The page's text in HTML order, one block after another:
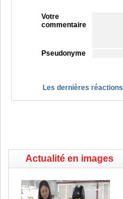
Votre
commentaire
Pseudonyme
Les dernières réactions